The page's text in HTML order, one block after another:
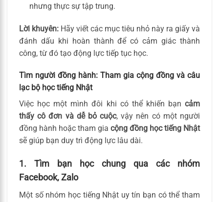
nhưng thực sự tập trung.
Lời khuyên: Hãy viết các mục tiêu nhỏ này ra giấy và
đánh dấu khi hoàn thành để có cảm giác thành
công, từ đó tạo động lực tiếp tục học.
Tìm người đồng hành: Tham gia cộng đồng và câu
lạc bộ học tiếng Nhật
Việc học một mình đôi khi có thể khiến bạn cảm
thấy cô đơn và dễ bỏ cuộc, vậy nên có một người
đồng hành hoặc tham gia cộng đồng học tiếng Nhật
sẽ giúp bạn duy trì động lực lâu dài.
1. Tìm bạn học chung qua các nhóm
Facebook, Zalo
Một số nhóm học tiếng Nhật uy tín bạn có thể tham